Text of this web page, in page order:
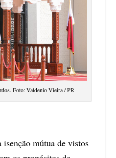
Foto: Valdenio Vieira / PR
isenção mútua de vistos